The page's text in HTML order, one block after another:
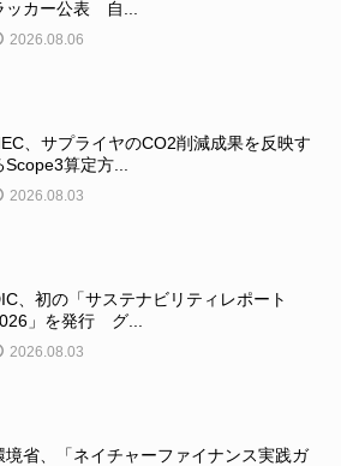
ッカー公表 自...
2026.08.06
、サプライヤのCO2削減成果を反映す
Scope3算定方...
2026.08.03
、初の「サステナビリティレポート
」を発行 グ...
2026.08.03
境省、「ネイチャーファイナンス実践ガ